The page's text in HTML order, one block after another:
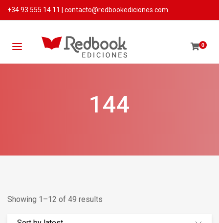
+34 93 555 14 11 contacto@redbookediciones.com
0
144
Showing 1–12 of 49 results